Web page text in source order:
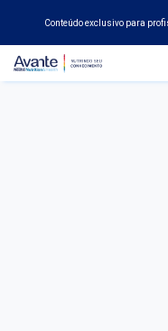
Conteúdo exclusivo para